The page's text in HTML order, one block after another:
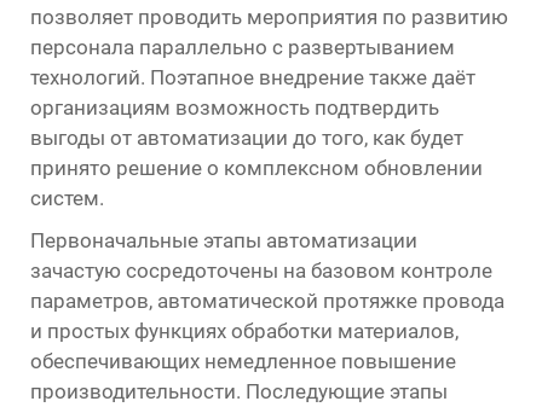
позволяет проводить мероприятия по развитию
персонала параллельно с развертыванием
технологий. Поэтапное внедрение также даёт
организациям возможность подтвердить
выгоды от автоматизации до того, как будет
принято решение о комплексном обновлении
систем.
Первоначальные этапы автоматизации
зачастую сосредоточены на базовом контроле
параметров, автоматической протяжке провода
и простых функциях обработки материалов,
обеспечивающих немедленное повышение
производительности. Последующие этапы